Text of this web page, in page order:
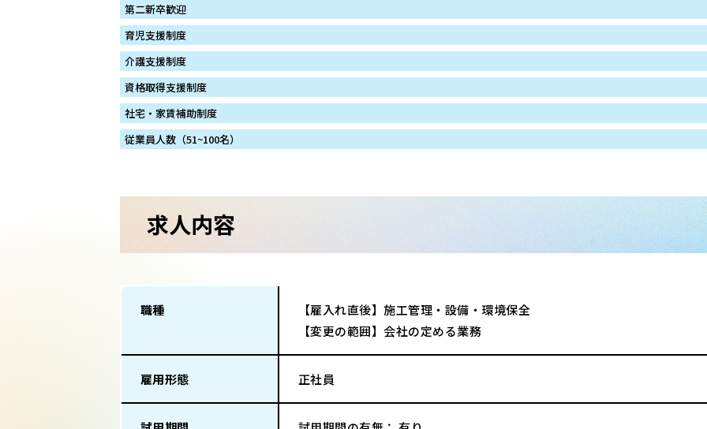
第二新卒歓迎
育児支援制度
介護支援制度
資格取得支援制度
社宅・家賃補助制度
従業員人数（51~100名）
求人内容
職種
【雇入れ直後】施工管理・設備・環境保全
【変更の範囲】会社の定める業務
雇用形態 正社員